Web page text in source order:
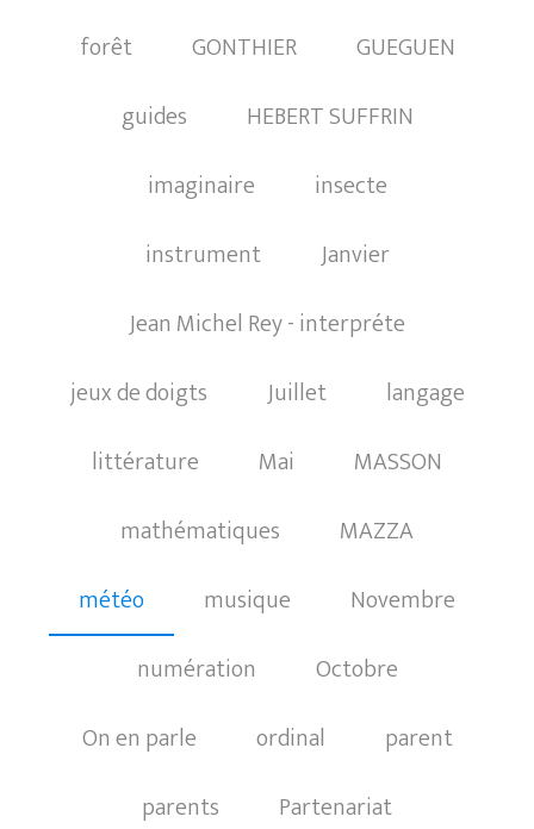
forêt
GONTHIER
GUEGUEN
guides
HEBERT SUFFRIN
imaginaire
insecte
instrument
Janvier
Jean Michel Rey - interpréte
jeux de doigts
Juillet
langage
littérature
Mai
MASSON
mathématiques
MAZZA
météo
musique
Novembre
numération
Octobre
On en parle
ordinal
parent
parents
Partenariat